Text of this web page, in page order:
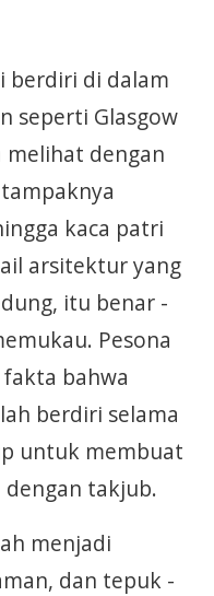
berdiri di dalam
seperti Glasgow
melihat dengan
kaca patri
arsitektur yang
itu benar -
Pesona
bahwa
berdiri selama
untuk membuat
takjub.
menjadi
dan tepuk -